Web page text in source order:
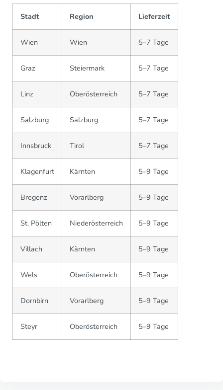
Stadt Region Lieferzeit
Wien Wien 5–7 Tage
Graz Steiermark 5–7 Tage
Linz Oberösterreich 5–7 Tage
Salzburg Salzburg 5–7 Tage
Innsbruck Tirol 5–7 Tage
Klagenfurt Kärnten 5–9 Tage
Bregenz Vorarlberg 5–9 Tage
St. Pölten Niederösterreich 5–9 Tage
Villach Kärnten 5–9 Tage
Wels Oberösterreich 5–9 Tage
Dornbirn Vorarlberg 5–9 Tage
Steyr Oberösterreich 5–9 Tage